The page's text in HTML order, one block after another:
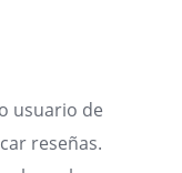
usuario de
reseñas.